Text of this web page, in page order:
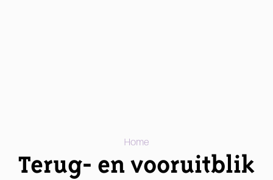
Home
Terug- en vooruitblik